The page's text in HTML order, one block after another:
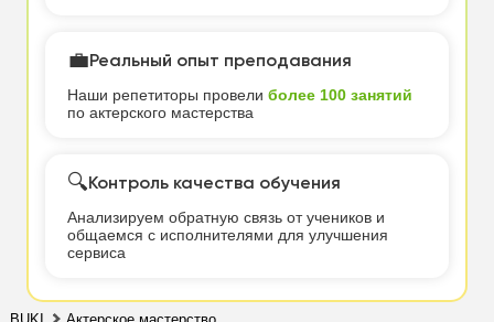
💼Реальный опыт преподавания
Наши репетиторы провели более 100 занятий
по актерского мастерства
🔍Контроль качества обучения
Анализируем обратную связь от учеников и
общаемся с исполнителями для улучшения
сервиса